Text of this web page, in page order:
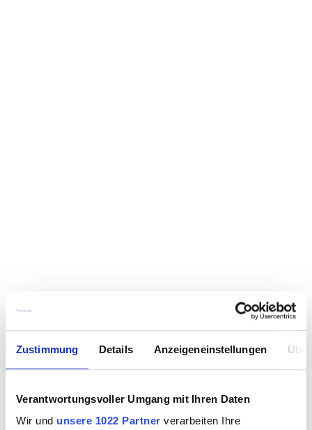
Zustimmung Details Anzeigeneinstellungen
Verantwortungsvoller Umgang mit Ihren Daten
Wir und unsere 1022 Partner verarbeiten Ihre